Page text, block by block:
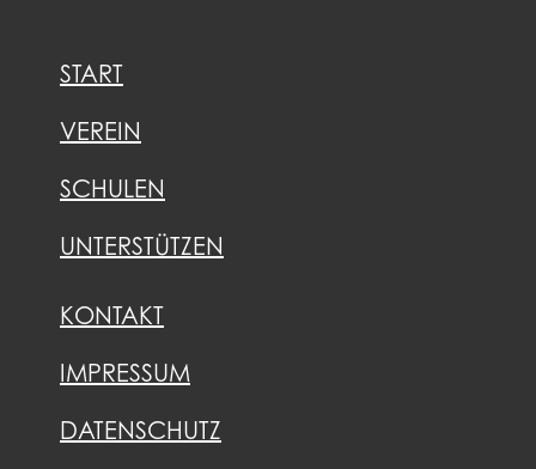
START
VEREIN
SCHULEN
UNTERSTÜTZEN
KONTAKT
IMPRESSUM
DATENSCHUTZ